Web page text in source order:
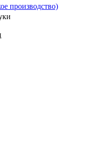
производство)